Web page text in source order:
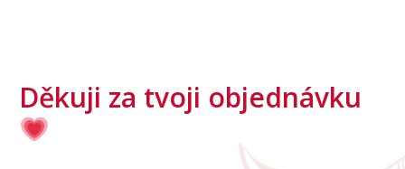
Děkuji za tvoji objednávku